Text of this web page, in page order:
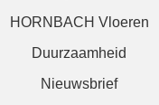
HORNBACH Vloeren
Duurzaamheid
Nieuwsbrief